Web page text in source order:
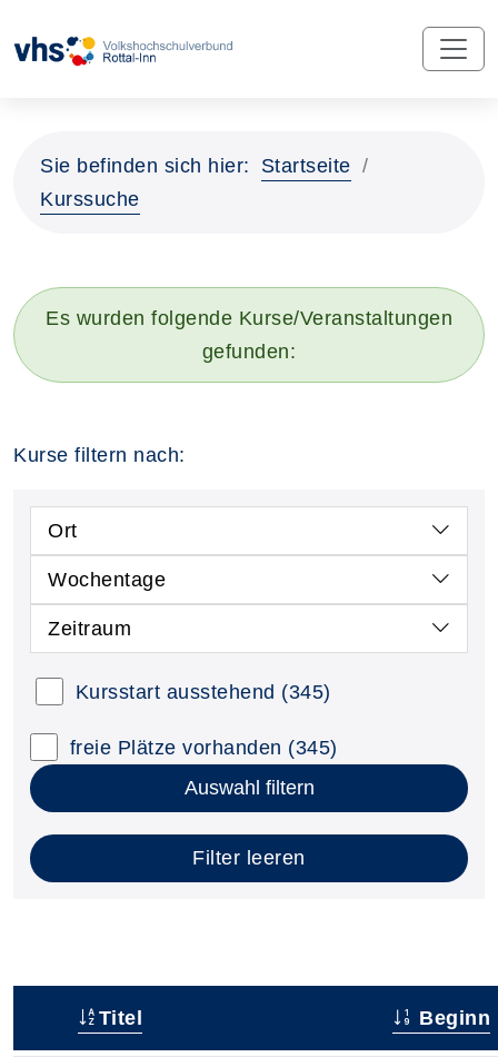
Sie befinden sich hier:
Startseite
Kurssuche
Es wurden folgende Kurse/Veranstaltungen
gefunden:
Kurse filtern nach:
Ort
Wochentage
Zeitraum
Kursstart ausstehend (345)
freie Plätze vorhanden (345)
Auswahl filtern
Filter leeren
Titel Beginn